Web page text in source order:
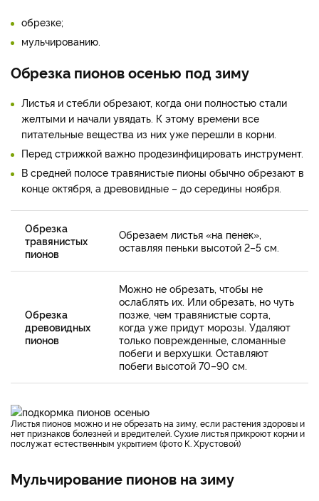
обрезке;
мульчированию.
Обрезка пионов осенью под зиму
Листья и стебли обрезают, когда они полностью стали
желтыми и начали увядать. К этому времени все
питательные вещества из них уже перешли в корни.
Перед стрижкой важно продезинфицировать инструмент.
В средней полосе травянистые пионы обычно обрезают в
конце октября, а древовидные – до середины ноября.
Обрезка
травянистых
пионов
Обрезаем листья «на пенек»,
оставляя пеньки высотой 2–5 см.
Обрезка
древовидных
пионов
Можно не обрезать, чтобы не
ослаблять их. Или обрезать, но чуть
позже, чем травянистые сорта,
когда уже придут морозы. Удаляют
только поврежденные, сломанные
побеги и верхушки. Оставляют
побеги высотой 70–90 см.
Листья пионов можно и не обрезать на зиму, если растения здоровы и
нет признаков болезней и вредителей. Сухие листья прикроют корни и
послужат естественным укрытием (фото К. Хрустовой)
Мульчирование пионов на зиму